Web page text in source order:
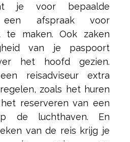
voor bepaalde
een afspraak voor
te maken. Ook zaken
van je paspoort
het hoofd gezien.
reisadviseur extra
zoals het huren
reserveren van een
de luchthaven. En
van de reis krijg je